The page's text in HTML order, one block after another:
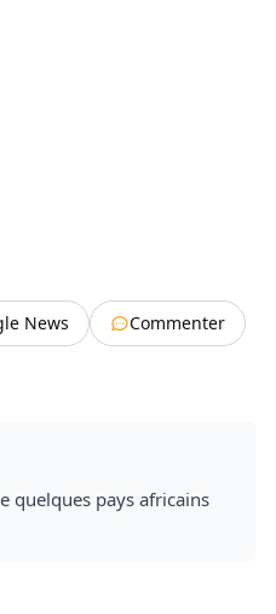
News
Commenter
quelques pays africains